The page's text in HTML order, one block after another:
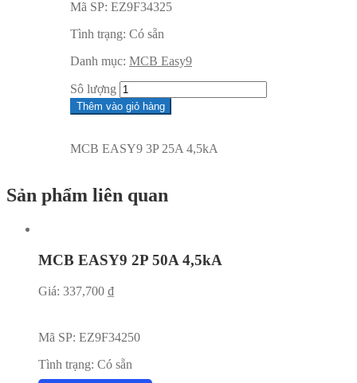
Mã SP: EZ9F34325
Tình trạng: Có sẵn
Danh mục: MCB Easy9
Sô lượng
Thêm vào giỏ hàng
MCB EASY9 3P 25A 4,5kA
Sản phẩm liên quan
MCB EASY9 2P 50A 4,5kA
Giá: 337,700 ₫
Mã SP: EZ9F34250
Tình trạng: Có sẵn